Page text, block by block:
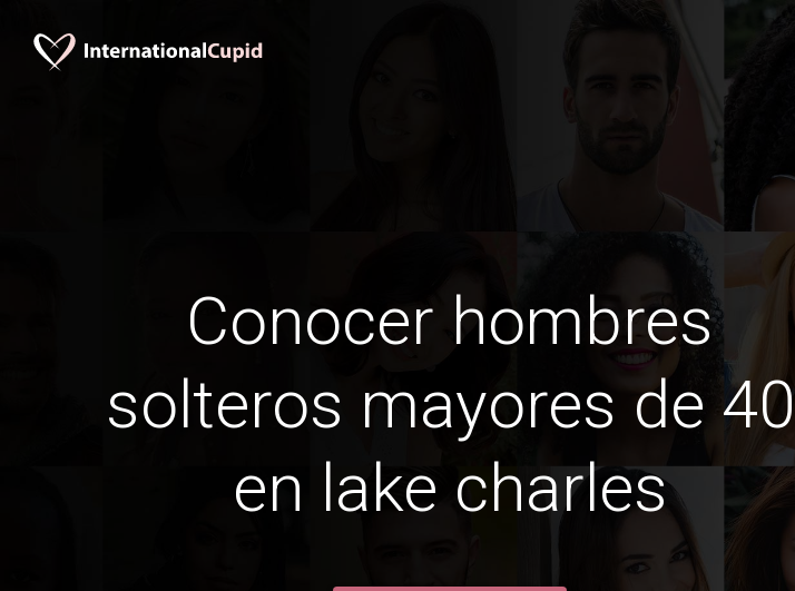
Conocer hombres
solteros mayores de 40
en lake charles